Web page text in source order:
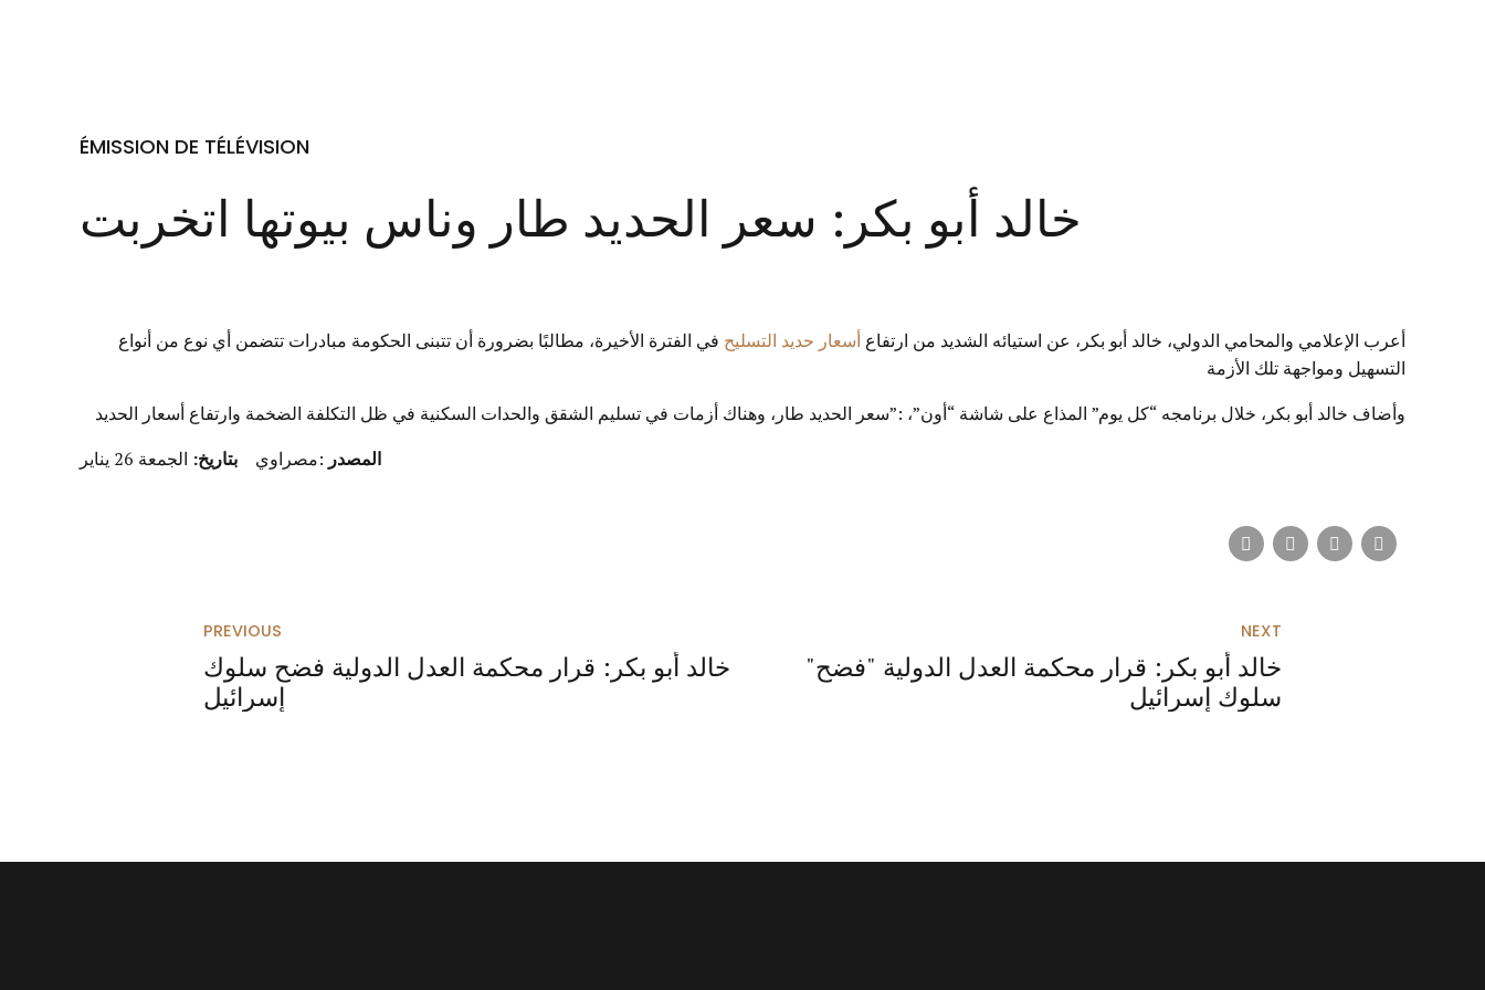
ÉMISSION DE TÉLÉVISION
خالد أبو بكر: سعر الحديد طار وناس بيوتها اتخربت
أعرب الإعلامي والمحامي الدولي، خالد أبو بكر، عن استيائه الشديد من ارتفاع أسعار حديد التسليح في الفترة الأخيرة، مطالبًا بضرورة أن تتبنى الحكومة مبادرات تتضمن أي نوع من أنواع
التسهيل ومواجهة تلك الأزمة
وأضاف خالد أبو بكر، خلال برنامجه “كل يوم” المذاع على شاشة “أون”، :”سعر الحديد طار، وهناك أزمات في تسليم الشقق والحدات السكنية في ظل التكلفة الضخمة وارتفاع أسعار الحديد
المصدر :مصراوي بتاريخ: الجمعة 26 يناير
PREVIOUS
خالد أبو بكر: قرار محكمة العدل الدولية فضح سلوك
إسرائيل
NEXT
"خالد أبو بكر: قرار محكمة العدل الدولية "فضح
سلوك إسرائيل